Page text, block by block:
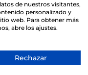
Ignacio Torrelodones
de nuestros visitantes,
personalizado y
web. Para obtener más
abre los ajustes.
Rechazar